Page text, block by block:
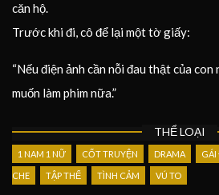
căn hộ.
Trước khi đi, cô để lại một tờ giấy:
“Nếu điện ảnh cần nỗi đau thật của
muốn làm phim nữa.”
THỂ LOẠI
1 NAM 1 NỮ CỐT TRUYỆN DRAMA GÁI
CHE TẬP THỂ TÌNH CẢM VÚ TO